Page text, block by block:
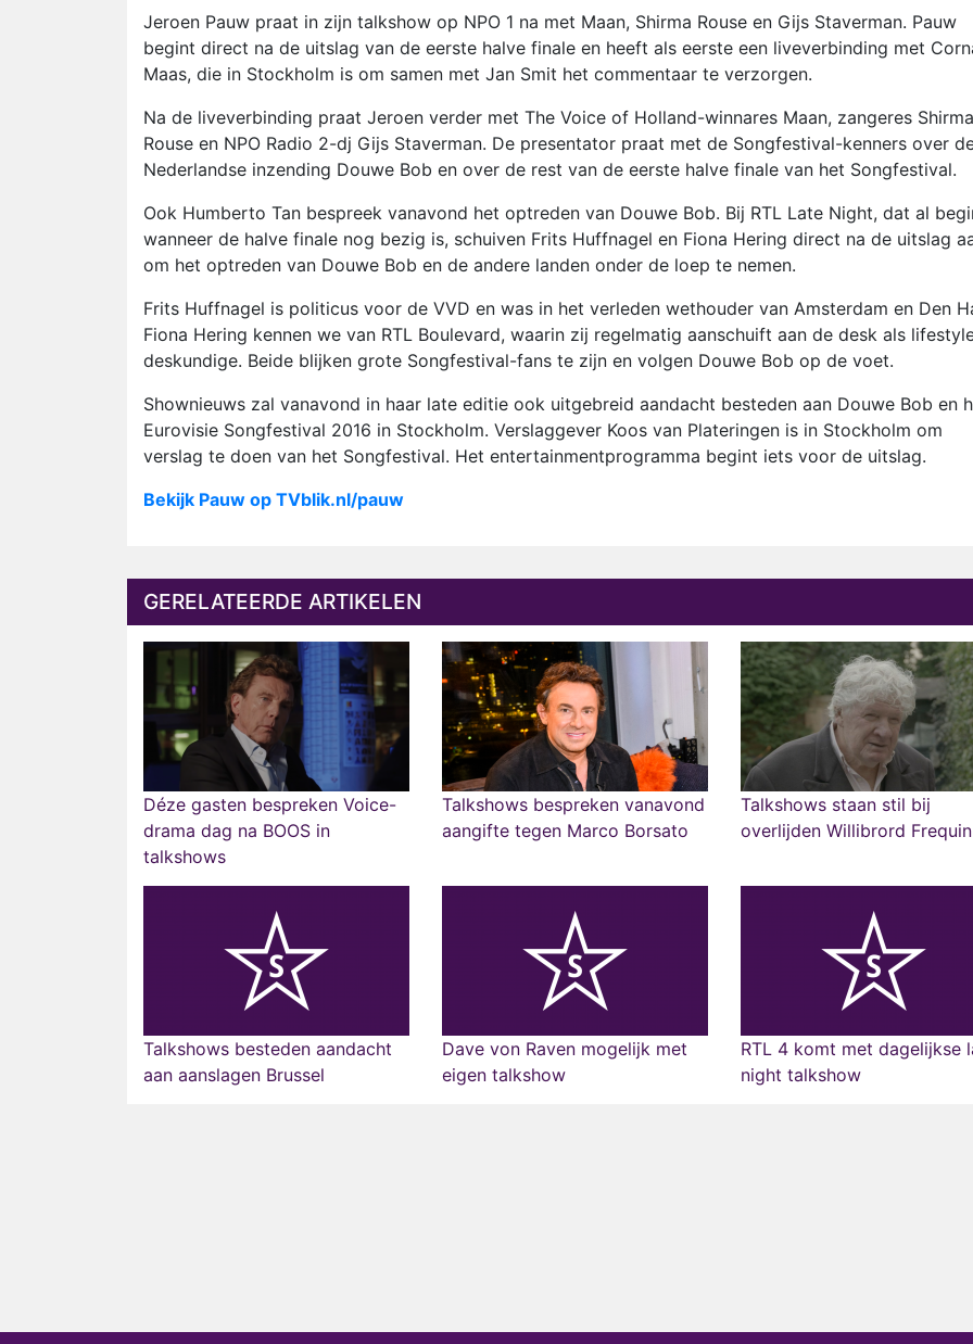
Jeroen Pauw praat in zijn talkshow op NPO 1 na met Maan, Shirma Rouse en Gijs Staverman. Pauw
begint direct na de uitslag van de eerste halve finale en heeft als eerste een liveverbinding met
Maas, die in Stockholm is om samen met Jan Smit het commentaar te verzorgen.
Na de liveverbinding praat Jeroen verder met The Voice of Holland-winnares Maan, zangeres Shirma
Rouse en NPO Radio 2-dj Gijs Staverman. De presentator praat met de Songfestival-kenners over
Nederlandse inzending Douwe Bob en over de rest van de eerste halve finale van het Songfestival.
Ook Humberto Tan bespreek vanavond het optreden van Douwe Bob. Bij RTL Late Night, dat al
wanneer de halve finale nog bezig is, schuiven Frits Huffnagel en Fiona Hering direct na de uitslag
om het optreden van Douwe Bob en de andere landen onder de loep te nemen.
Frits Huffnagel is politicus voor de VVD en was in het verleden wethouder van Amsterdam en Den
Fiona Hering kennen we van RTL Boulevard, waarin zij regelmatig aanschuift aan de desk als
deskundige. Beide blijken grote Songfestival-fans te zijn en volgen Douwe Bob op de voet.
Shownieuws zal vanavond in haar late editie ook uitgebreid aandacht besteden aan Douwe Bob en
Eurovisie Songfestival 2016 in Stockholm. Verslaggever Koos van Plateringen is in Stockholm om
verslag te doen van het Songfestival. Het entertainmentprogramma begint iets voor de uitslag.
Bekijk Pauw op TVblik.nl/pauw
GERELATEERDE ARTIKELEN
Déze gasten bespreken Voice-
drama dag na BOOS in
talkshows
Talkshows bespreken vanavond
aangifte tegen Marco Borsato
Talkshows staan stil bij
overlijden Willibrord Frequin
Talkshows besteden aandacht
aan aanslagen Brussel
Dave von Raven mogelijk met
eigen talkshow
RTL 4 komt met dagelijkse
night talkshow